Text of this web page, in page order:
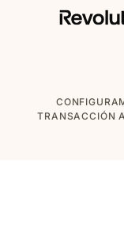
TRANSACCIÓN